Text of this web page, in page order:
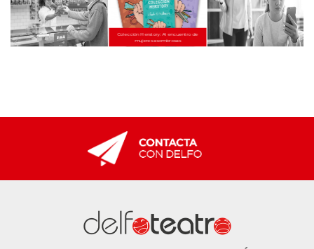
Colección Herstory: Al encuentro de
mujeres asombrosas